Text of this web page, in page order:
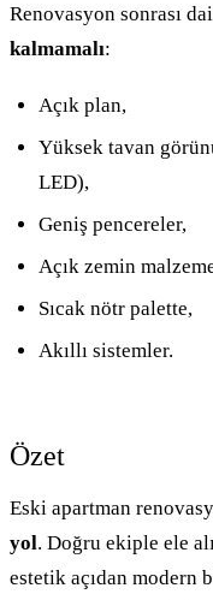
Renovasyon sonrası
kalmamalı:
Açık plan,
Yüksek tavan
LED),
Geniş pencereler,
Açık zemin
Sıcak nötr palette,
Akıllı sistemler.
Özet
Eski apartman
yol. Doğru ekiple ele
estetik açıdan modern